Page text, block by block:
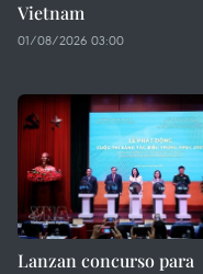
Vietnam
01/08/2026 03:00
Lanzan concurso para